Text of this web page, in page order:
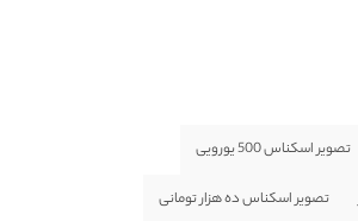
تصویر اسکناس 500 یورویی
تصویر اسکناس ده هزار تومانی